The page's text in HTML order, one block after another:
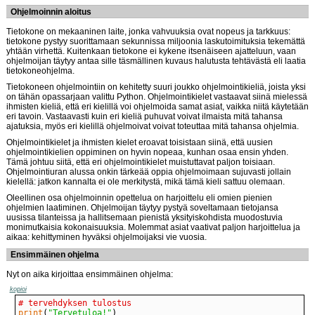
Ohjelmoinnin aloitus
Tietokone on mekaaninen laite, jonka vahvuuksia ovat nopeus ja tarkkuus:
tietokone pystyy suorittamaan sekunnissa miljoonia laskutoimituksia tekemättä
yhtään virhettä. Kuitenkaan tietokone ei kykene itsenäiseen ajatteluun, vaan
ohjelmoijan täytyy antaa sille täsmällinen kuvaus halutusta tehtävästä eli laatia
tietokoneohjelma.
Tietokoneen ohjelmointiin on kehitetty suuri joukko ohjelmointikieliä, joista yksi
on tähän opassarjaan valittu Python. Ohjelmointikielet vastaavat siinä mielessä
ihmisten kieliä, että eri kielillä voi ohjelmoida samat asiat, vaikka niitä käytetään
eri tavoin. Vastaavasti kuin eri kieliä puhuvat voivat ilmaista mitä tahansa
ajatuksia, myös eri kielillä ohjelmoivat voivat toteuttaa mitä tahansa ohjelmia.
Ohjelmointikielet ja ihmisten kielet eroavat toisistaan siinä, että uusien
ohjelmointikielien oppiminen on hyvin nopeaa, kunhan osaa ensin yhden.
Tämä johtuu siitä, että eri ohjelmointikielet muistuttavat paljon toisiaan.
Ohjelmointiuran alussa onkin tärkeää oppia ohjelmoimaan sujuvasti jollain
kielellä: jatkon kannalta ei ole merkitystä, mikä tämä kieli sattuu olemaan.
Oleellinen osa ohjelmoinnin opettelua on harjoittelu eli omien pienien
ohjelmien laatiminen. Ohjelmoijan täytyy pystyä soveltamaan tietojansa
uusissa tilanteissa ja hallitsemaan pienistä yksityiskohdista muodostuvia
monimutkaisia kokonaisuuksia. Molemmat asiat vaativat paljon harjoittelua ja
aikaa: kehittyminen hyväksi ohjelmoijaksi vie vuosia.
Ensimmäinen ohjelma
Nyt on aika kirjoittaa ensimmäinen ohjelma:
kopioi
# tervehdyksen tulostus
print ( "Tervetuloa!"